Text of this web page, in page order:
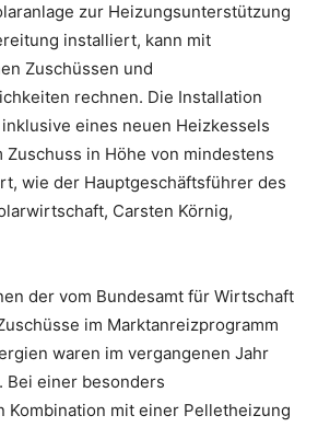
zur Heizungsunterstützung
installiert, kann mit
Zuschüssen und
rechnen. Die Installation
eines neuen Heizkessels
in Höhe von mindestens
wie der Hauptgeschäftsführer des
Carsten Körnig,
der vom Bundesamt für Wirtschaft
im Marktanreizprogramm
waren im vergangenen Jahr
einer besonders
Kombination mit einer Pelletheizung